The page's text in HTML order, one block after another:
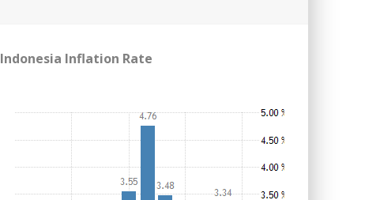
Indonesia Inflation Rate